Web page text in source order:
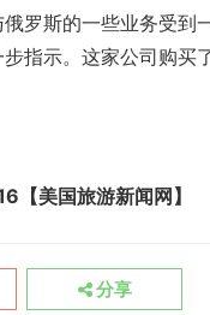
斯的一些业务受到
指示。这家公司购买
美国旅游新闻网】
分享